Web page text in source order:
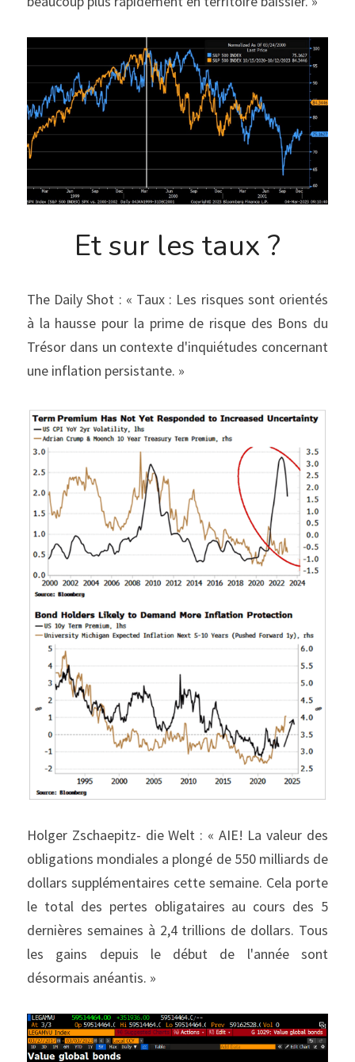
Et sur les taux ?
The Daily Shot : « Taux : Les risques sont orientés
à la hausse pour la prime de risque des Bons du
Trésor dans un contexte d'inquiétudes concernant
une inflation persistante. »
Holger Zschaepitz- die Welt : « AIE! La valeur des
obligations mondiales a plongé de 550 milliards de
dollars supplémentaires cette semaine. Cela porte
le total des pertes obligataires au cours des 5
dernières semaines à 2,4 trillions de dollars. Tous
les gains depuis le début de l'année sont
désormais anéantis. »